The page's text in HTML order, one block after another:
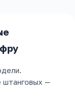
штанговых —